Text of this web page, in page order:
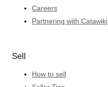
Careers
Partnering with Catawiki
Sell
How to sell